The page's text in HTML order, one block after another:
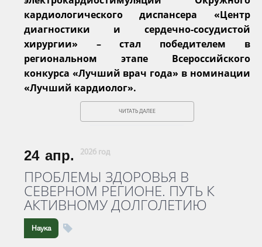
кардиологического диспансера «Центр
диагностики и сердечно-сосудистой
хирургии» – стал победителем в
региональном этапе Всероссийского
конкурса «Лучший врач года» в номинации
«Лучший кардиолог».
ЧИТАТЬ ДАЛЕЕ
24 апр. 2026 год
ПРОБЛЕМЫ ЗДОРОВЬЯ В
СЕВЕРНОМ РЕГИОНЕ. ПУТЬ К
АКТИВНОМУ ДОЛГОЛЕТИЮ
Наука